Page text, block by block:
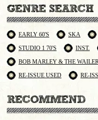
EARLY 60'S SKA
STUDIO 1 70'S
INST.
BOB MARLEY & THE
RE-ISSUE USED
RE-